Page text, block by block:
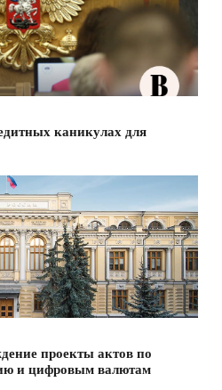
каникулах для
проекты актов по
и цифровым валютам